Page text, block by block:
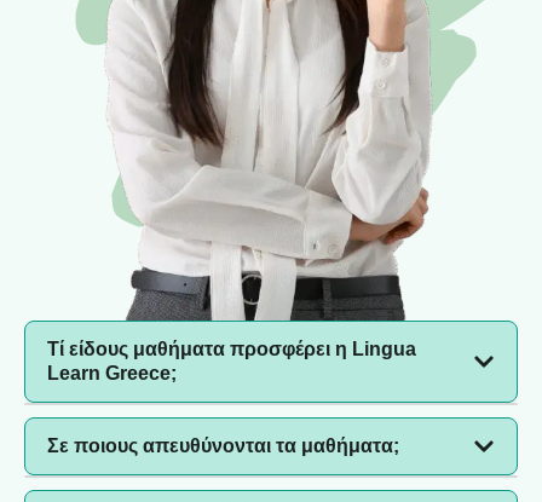
Τί είδους μαθήματα προσφέρει η Lingua
Learn Greece;
ηλικίες, εταιρική εκπαίδευση, επαγγελματικά
προγράμματα ανάπτυξης και φροντιστηριακά
Σε ποιους απευθύνονται τα μαθήματα;